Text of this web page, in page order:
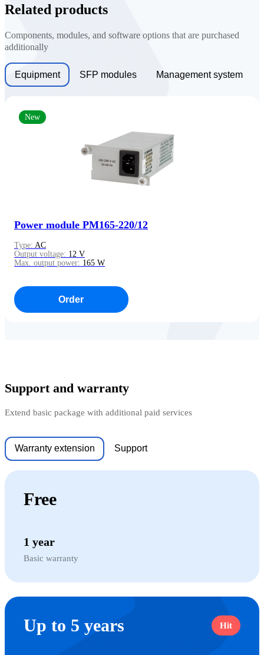
Related products
Components, modules, and software options that are purchased
additionally
Equipment SFP modules Management system
Power module PM165-220/12
Type: AC
Output voltage: 12 V
Max. output power: 165 W
New
Order
Support and warranty
Extend basic package with additional paid services
Warranty extension Support
Free
1 year
Basic warranty
Up to 5 years Hit